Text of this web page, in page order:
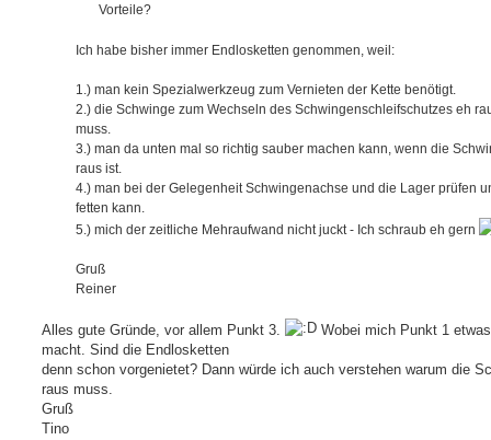
Vorteile?
Ich habe bisher immer Endlosketten genommen, weil:
1.) man kein Spezialwerkzeug zum Vernieten der Kette benötigt.
2.) die Schwinge zum Wechseln des Schwingenschleifschutzes eh
muss.
3.) man da unten mal so richtig sauber machen kann, wenn die
raus ist.
4.) man bei der Gelegenheit Schwingenachse und die Lager prüfen
fetten kann.
5.) mich der zeitliche Mehraufwand nicht juckt - Ich schraub eh gern
Gruß
Reiner
Alles gute Gründe, vor allem Punkt 3.
Wobei mich Punkt 1
macht. Sind die Endlosketten
denn schon vorgenietet? Dann würde ich auch verstehen warum die
raus muss.
Gruß
Tino